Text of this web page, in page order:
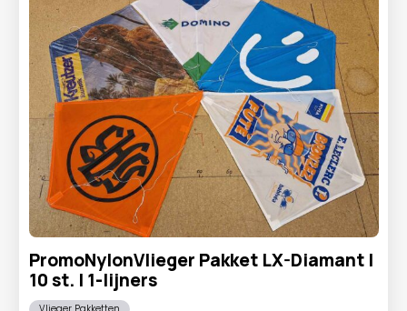
PromoNylonVlieger Pakket LX-Diamant |
10 st. | 1-lijners